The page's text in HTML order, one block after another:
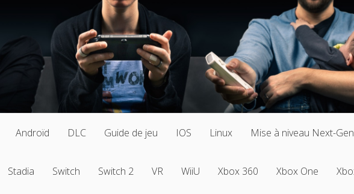
Androïd DLC Guide de jeu IOS Linux Mise à niveau Next-Gen
Stadia Switch Switch 2 VR WiiU Xbox 360 Xbox One